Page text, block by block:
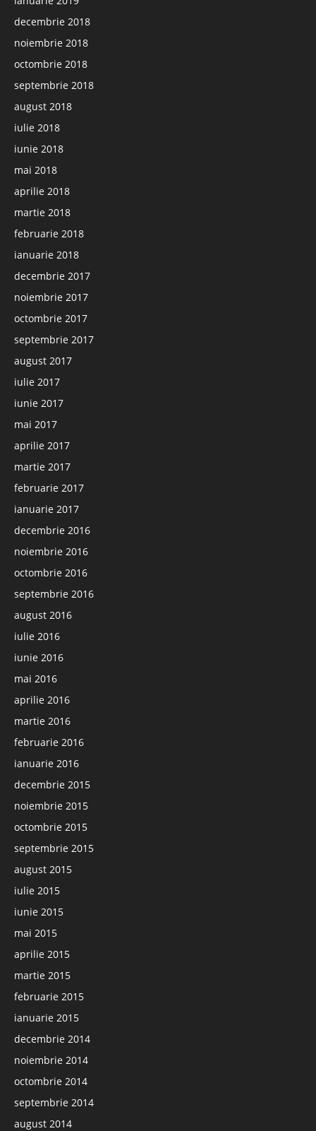
decembrie 2018
noiembrie 2018
octombrie 2018
septembrie 2018
august 2018
iulie 2018
iunie 2018
mai 2018
aprilie 2018
martie 2018
februarie 2018
ianuarie 2018
decembrie 2017
noiembrie 2017
octombrie 2017
septembrie 2017
august 2017
iulie 2017
iunie 2017
mai 2017
aprilie 2017
martie 2017
februarie 2017
ianuarie 2017
decembrie 2016
noiembrie 2016
octombrie 2016
septembrie 2016
august 2016
iulie 2016
iunie 2016
mai 2016
aprilie 2016
martie 2016
februarie 2016
ianuarie 2016
decembrie 2015
noiembrie 2015
octombrie 2015
septembrie 2015
august 2015
iulie 2015
iunie 2015
mai 2015
aprilie 2015
martie 2015
februarie 2015
ianuarie 2015
decembrie 2014
noiembrie 2014
octombrie 2014
septembrie 2014
august 2014